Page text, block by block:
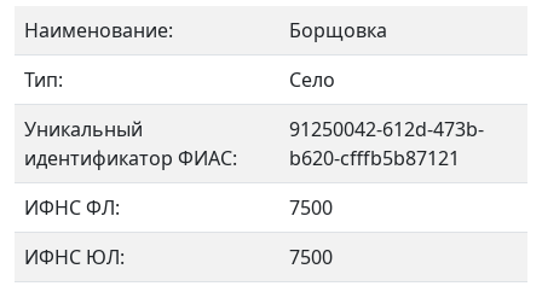
Наименование:
Борщовка
Тип:
Село
Уникальный
идентификатор ФИАС:
91250042-612d-473b-
b620-cfffb5b87121
ИФНС ФЛ:
7500
ИФНС ЮЛ:
7500